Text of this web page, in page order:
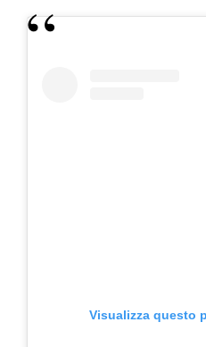
Visualizza questo